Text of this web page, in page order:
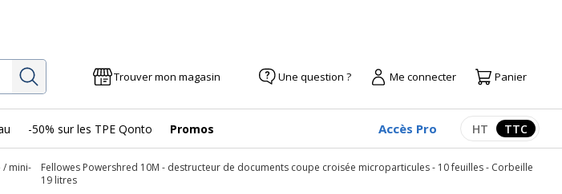
Rechercher Trouver mon magasin Une question ? Me connecter Panier
-50% sur les TPE Qonto Promos Accès Pro Afficher les
HT TTC
/ mini-
Fellowes Powershred 10M - destructeur de documents coupe croisée microparticules - 10 feuilles - Corbeille
19 litres